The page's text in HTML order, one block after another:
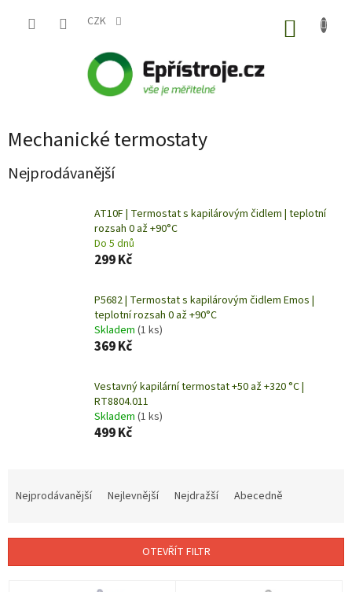
CZK
Mechanické termostaty
Nejprodávanější
AT10F | Termostat s kapilárovým čidlem | teplotní
rozsah 0 až +90°C
Do 5 dnů
299 Kč
P5682 | Termostat s kapilárovým čidlem Emos |
teplotní rozsah 0 až +90°C
Skladem (1 ks)
369 Kč
Vestavný kapilární termostat +50 až +320 °C |
RT8804.011
Skladem (1 ks)
499 Kč
í
Nejprodávanější Nejlevnější Nejdražší Abecedně
OTEVŘÍT FILTR